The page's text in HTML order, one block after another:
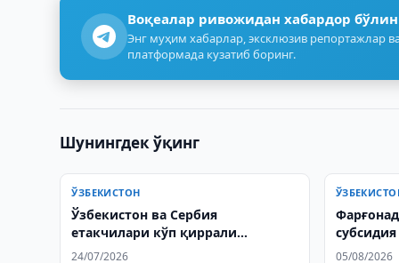
Воқеалар ривожидан хабардор
Энг муҳим хабарлар, эксклюзив репортажлар
платформада кузатиб боринг.
Шунингдек ўқинг
ЎЗБЕКИСТОН
Ўзбекистон ва Сербия
етакчилари кўп қиррали
муносабатларни янада
24/07/2026
аниқланди
05/08/2026